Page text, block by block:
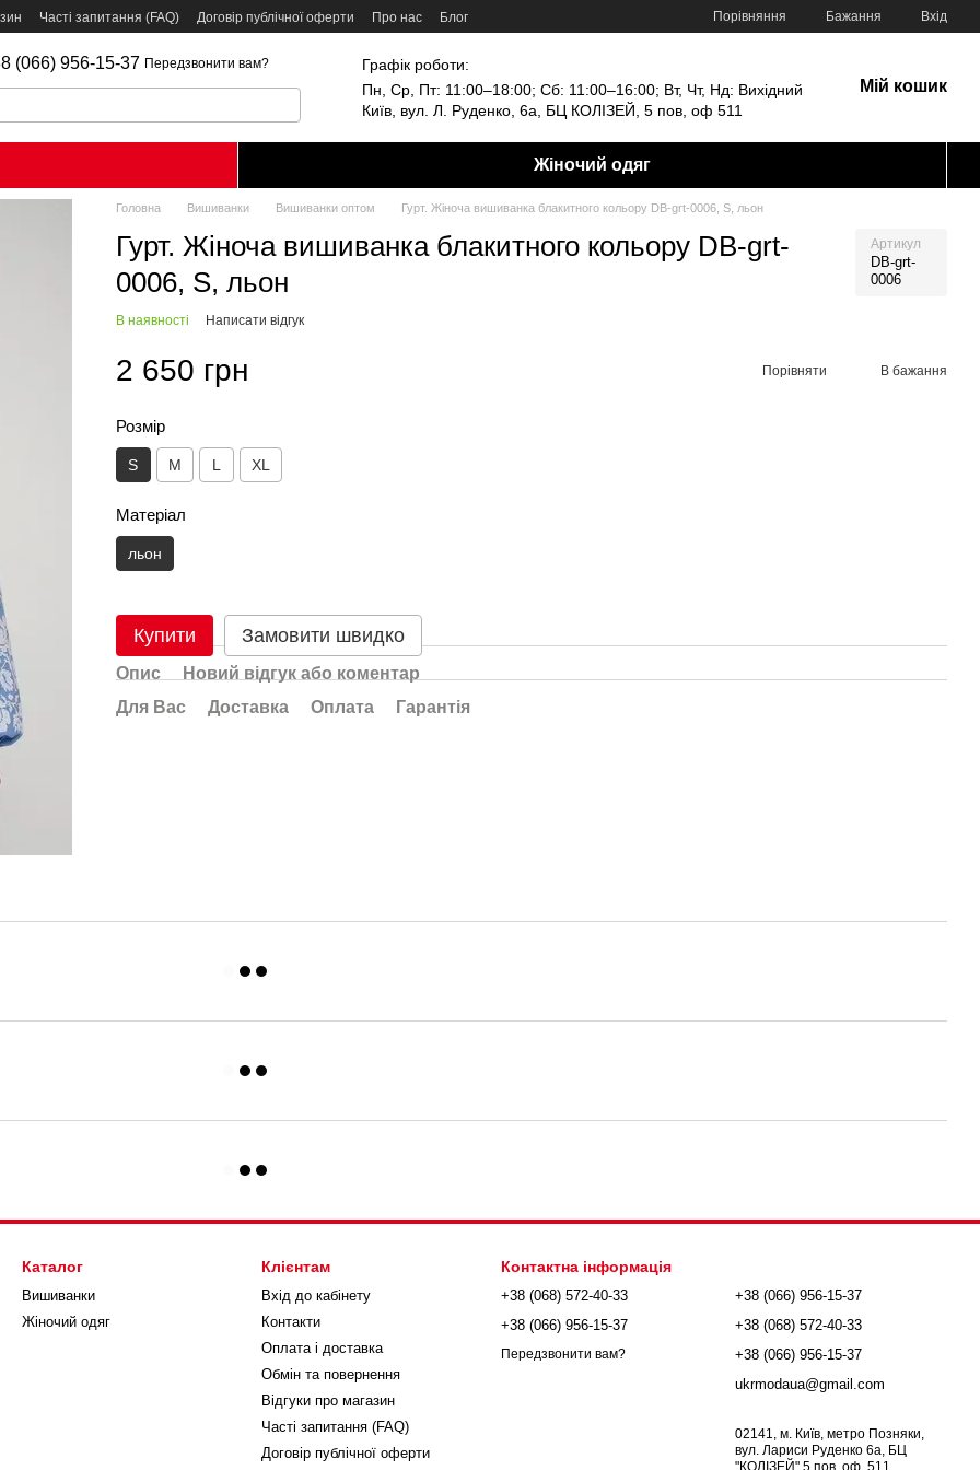
Часті запитання (FAQ) Договір публічної оферти Про нас Блог Порівняння Бажання Вхід
(066) 956-15-37 Передзвонити вам?
Графік роботи:
Пн, Ср, Пт: 11:00–18:00; Сб: 11:00–16:00; Вт, Чт, Нд: Вихідний
Київ, вул. Л. Руденко, 6а, БЦ КОЛІЗЕЙ, 5 пов, оф 511
Мій кошик
Жіночий одяг
Головна Вишиванки Вишиванки оптом Гурт. Жіноча вишиванка блакитного кольору DB-grt-0006, S, льон
Гурт. Жіноча вишиванка блакитного кольору DB-grt-
0006, S, льон
Артикул
DB-grt-
0006
В наявності Написати відгук
2 650 грн Порівняти В бажання
Розмір
S M L XL
Матеріал
льон
Купити Замовити швидко
Опис
Новий відгук або коментар
Для Вас
Доставка Оплата Гарантія
Каталог
Вишиванки
Жіночий одяг
Клієнтам
Вхід до кабінету
Контакти
Оплата і доставка
Обмін та повернення
Відгуки про магазин
Часті запитання (FAQ)
Договір публічної оферти
Контактна інформація
+38 (068) 572-40-33
+38 (066) 956-15-37
Передзвонити вам?
+38 (066) 956-15-37
+38 (068) 572-40-33
+38 (066) 956-15-37
ukrmodaua@gmail.com
02141, м. Київ, метро Позняки,
вул. Лариси Руденко 6а, БЦ
"КОЛІЗЕЙ" 5 пов, оф. 511